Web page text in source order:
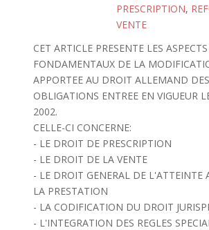
PRESCRIPTION,
VENTE
CET ARTICLE PRESENTE LES ASPECTS
FONDAMENTAUX DE LA
APPORTEE AU DROIT ALLEMAND DES
OBLIGATIONS ENTREE EN VIGUEUR
2002.
CELLE-CI CONCERNE:
- LE DROIT DE PRESCRIPTION
- LE DROIT DE LA VENTE
- LE DROIT GENERAL DE L'ATTEINTE
LA PRESTATION
- LA CODIFICATION DU DROIT
- L'INTEGRATION DES REGLES